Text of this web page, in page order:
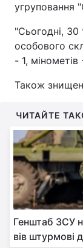
угруповання
"Сьогодні,
особового
- 1,
Також
ЧИТАЙТЕ
Генштаб ЗСУ
вів штурмові